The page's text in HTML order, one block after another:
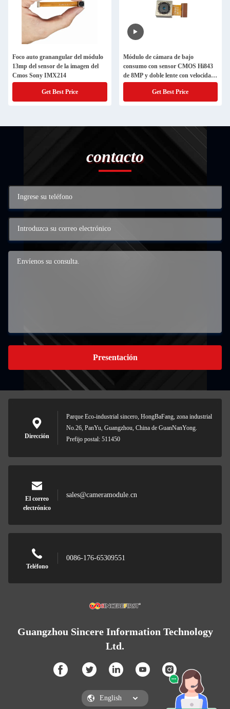
Foco auto granangular del módulo
13mp del sensor de la imagen del
Cmos Sony IMX214
Get Best Price
Módulo de cámara de bajo
consumo con sensor CMOS Hi843
de 8MP y doble lente con velocidad
de fotogramas de 30 fps
Get Best Price
contacto
Presentación
Dirección
Parque Eco-industrial sincero, HongBaFang, zona industrial
No.26, PanYu, Guangzhou, China de GuanNanYong.
Prefijo postal: 511450
El correo
electrónico
sales@cameramodule.cn
Teléfono
0086-176-65309551
Guangzhou Sincere Information Technology
Ltd.